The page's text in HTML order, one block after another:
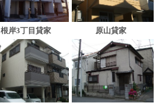
根岸3丁目貸家 原山貸家